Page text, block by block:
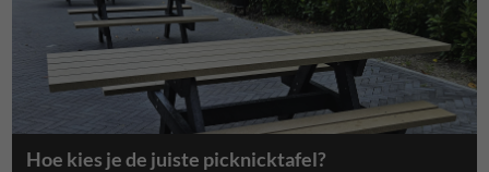
Hoe kies je de juiste picknicktafel?